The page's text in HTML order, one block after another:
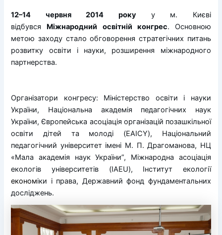
12–14 червня 2014 року
у м. Києві
відбувся
Міжнародний освітній конгрес. Основною
метою заходу стало обговорення стратегічних питань
розвитку освіти і науки, розширення міжнародного
партнерства.
Організатори конгресу: Міністерство освіти і науки
України, Національна академія педагогічних наук
України, Європейська асоціація організацій позашкільної
освіти дітей та молоді (EAICY), Національний
педагогічний університет імені М. П. Драгоманова, НЦ
«Мала академія наук України”, Міжнародна асоціація
екологів університетів (IAEU), Інститут екології
економіки і права, Державний фонд фундаментальних
досліджень.